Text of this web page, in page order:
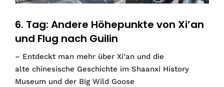
6. Tag: Andere Höhepunkte von Xi’an
und Flug nach Guilin
– Entdeckt man mehr über Xi’an und die
alte chinesische Geschichte im Shaanxi History
Museum und der Big Wild Goose